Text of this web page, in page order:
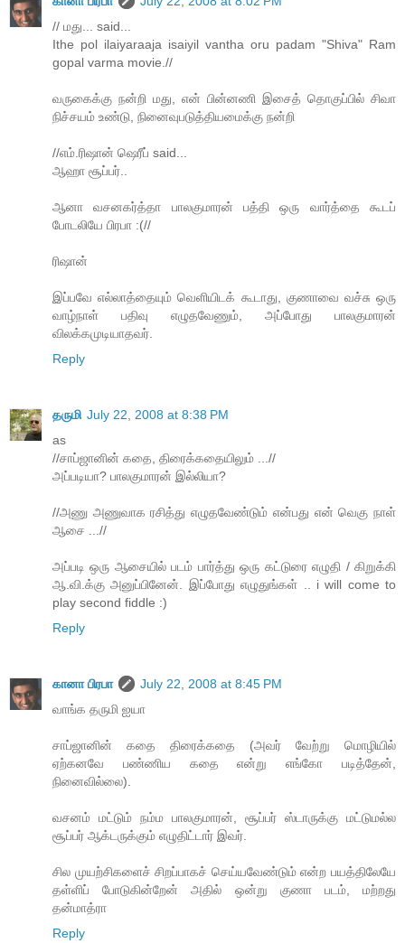
// மது... said...
Ithe pol ilaiyaraaja isaiyil vantha oru padam "Shiva" Ram
gopal varma movie.//
வருகைக்கு நன்றி மது, என் பின்னணி இசைத் தொகுப்பில் சிவா
நிச்சயம் உண்டு, நினைவுபடுத்தியமைக்கு நன்றி
//எம்.ரிஷான் ஷெரீப் said...
ஆஹா சூப்பர்..
ஆனா வசனகர்த்தா பாலகுமாரன் பத்தி ஒரு வார்த்தை கூடப்
போடலியே பிரபா :(//
ரிஷான்
இப்பவே எல்லாத்தையும் வெளியிடக் கூடாது, குணாவை வச்சு ஒரு
வாழ்நாள் பதிவு எழுதவேணும், அப்போது பாலகுமாரன்
விலக்கமுடியாதவர்.
Reply
தருமி July 22, 2008 at 8:38 PM
as
//சாப்ஜானின் கதை, திரைக்கதையிலும் ...//
அப்படியா? பாலகுமாரன் இல்லியா?
//அணு அணுவாக ரசித்து எழுதவேண்டும் என்பது என் வெகு நாள்
ஆசை ...//
அப்படி ஒரு ஆசையில் படம் பார்த்து ஒரு கட்டுரை எழுதி / கிறுக்கி
ஆ.வி.க்கு அனுப்பினேன். இப்போது எழுதுங்கள் .. i will come to
play second fiddle :)
Reply
கானா பிரபா
July 22, 2008 at 8:45 PM
வாங்க தருமி ஐயா
சாப்ஜானின் கதை திரைக்கதை (அவர் வேற்று மொழியில்
ஏற்கனவே பண்ணிய கதை என்று எங்கோ படித்தேன்,
நினைவில்லை).
வசனம் மட்டும் நம்ம பாலகுமாரன், சூப்பர் ஸ்டாருக்கு மட்டுமல்ல
சூப்பர் ஆக்டருக்கும் எழுதிட்டார் இவர்.
சில முயற்சிகளைச் சிறப்பாகச் செய்யவேண்டும் என்ற பயத்திலேயே
தள்ளிப் போடுகின்றேன் அதில் ஒன்று குணா படம், மற்றது
தன்மாத்ரா
Reply